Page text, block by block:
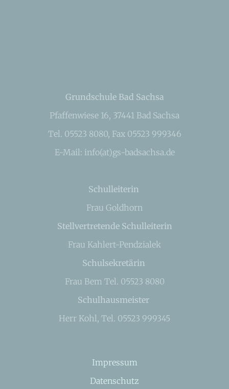
Grundschule Bad Sachsa
Pfaffenwiese 16, 37441 Bad Sachsa
Tel. 05523 8080, Fax 05523 999346
E-Mail: info(at)gs-badsachsa.de
Schulleiterin
Frau Goldhorn
Stellvertretende Schulleiterin
Frau Kahlert-Pendzialek
Schulsekretärin
Frau Bem Tel. 05523 8080
Schulhausmeister
Herr Kohl, Tel. 05523 999345
Impressum
Datenschutz